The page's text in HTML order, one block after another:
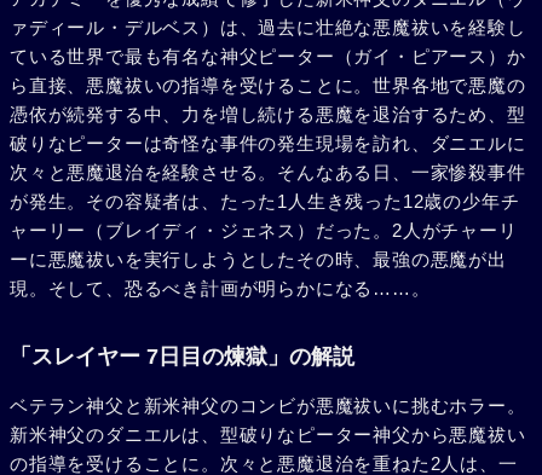
ァディール・デルベス）は、過去に壮絶な悪魔祓いを経験し
ている世界で最も有名な神父ピーター（ガイ・ピアース）か
ら直接、悪魔祓いの指導を受けることに。世界各地で悪魔の
憑依が続発する中、力を増し続ける悪魔を退治するため、型
破りなピーターは奇怪な事件の発生現場を訪れ、ダニエルに
次々と悪魔退治を経験させる。そんなある日、一家惨殺事件
が発生。その容疑者は、たった1人生き残った12歳の少年チ
ャーリー（ブレイディ・ジェネス）だった。2人がチャーリ
ーに悪魔祓いを実行しようとしたその時、最強の悪魔が出
現。そして、恐るべき計画が明らかになる……。
「スレイヤー 7日目の煉獄」の解説
ベテラン神父と新米神父のコンビが悪魔祓いに挑むホラー。
新米神父のダニエルは、型破りなピーター神父から悪魔祓い
の指導を受けることに。次々と悪魔退治を重ねた2人は、一